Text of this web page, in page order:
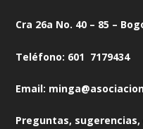
Cra 26a No. 40 – 85 –
Teléfono: 601 7179434
Email:
Preguntas,